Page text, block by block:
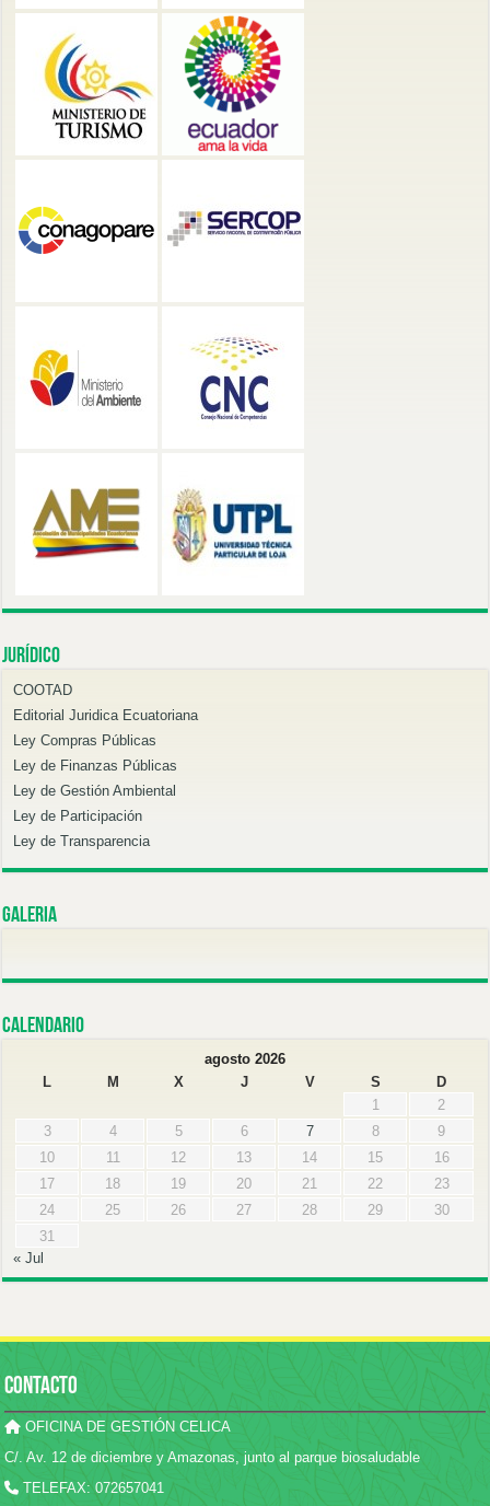
Jurídico
COOTAD
Editorial Juridica Ecuatoriana
Ley Compras Públicas
Ley de Finanzas Públicas
Ley de Gestión Ambiental
Ley de Participación
Ley de Transparencia
Galeria
Calendario
agosto 2026
L
M X J V S
D
1
2
3
4 5 6 7 8
9
10
11 12 13 14 15
16
17
18 19 20 21 22
23
24
25 26 27 28 29
30
31
« Jul
CONTACTO
OFICINA DE GESTIÓN CELICA
C/. Av. 12 de diciembre y Amazonas, junto al parque biosaludable
TELEFAX: 072657041